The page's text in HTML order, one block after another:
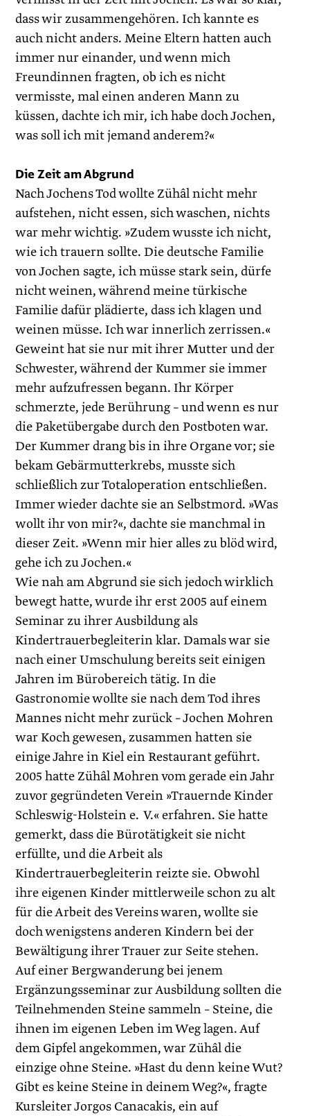
dass wir zusammengehören. Ich kannte es
auch nicht anders. Meine Eltern hatten auch
immer nur einander, und wenn mich
Freundinnen fragten, ob ich es nicht
vermisste, mal einen anderen Mann zu
küssen, dachte ich mir, ich habe doch Jochen,
was soll ich mit jemand anderem?«
Die Zeit am Abgrund
Nach Jochens Tod wollte Zühâl nicht mehr
aufstehen, nicht essen, sich waschen, nichts
war mehr wichtig. »Zudem wusste ich nicht,
wie ich trauern sollte. Die deutsche Familie
von Jochen sagte, ich müsse stark sein, dürfe
nicht weinen, während meine türkische
Familie dafür plädierte, dass ich klagen und
weinen müsse. Ich war innerlich zerrissen.«
Geweint hat sie nur mit ihrer Mutter und der
Schwester, während der Kummer sie immer
mehr aufzufressen begann. Ihr Körper
schmerzte, jede Berührung – und wenn es nur
die Paketübergabe durch den Postboten war.
Der Kummer drang bis in ihre Organe vor; sie
bekam Gebärmutterkrebs, musste sich
schließlich zur Totaloperation entschließen.
Immer wieder dachte sie an Selbstmord. »Was
wollt ihr von mir?«, dachte sie manchmal in
dieser Zeit. »Wenn mir hier alles zu blöd wird,
gehe ich zu Jochen.«
Wie nah am Abgrund sie sich jedoch wirklich
bewegt hatte, wurde ihr erst 2005 auf einem
Seminar zu ihrer Ausbildung als
Kindertrauerbegleiterin klar. Damals war sie
nach einer Umschulung bereits seit einigen
Jahren im Bürobereich tätig. In die
Gastronomie wollte sie nach dem Tod ihres
Mannes nicht mehr zurück – Jochen Mohren
war Koch gewesen, zusammen hatten sie
einige Jahre in Kiel ein Restaurant geführt.
2005 hatte Zühâl Mohren vom gerade ein Jahr
zuvor gegründeten Verein »Trauernde Kinder
Schleswig-Holstein e. V.« erfahren. Sie hatte
gemerkt, dass die Bürotätigkeit sie nicht
erfüllte, und die Arbeit als
Kindertrauerbegleiterin reizte sie. Obwohl
ihre eigenen Kinder mittlerweile schon zu alt
für die Arbeit des Vereins waren, wollte sie
doch wenigstens anderen Kindern bei der
Bewältigung ihrer Trauer zur Seite stehen.
Auf einer Bergwanderung bei jenem
Ergänzungsseminar zur Ausbildung sollten die
Teilnehmenden Steine sammeln – Steine, die
ihnen im eigenen Leben im Weg lagen. Auf
dem Gipfel angekommen, war Zühâl die
einzige ohne Steine. »Hast du denn keine Wut?
Gibt es keine Steine in deinem Weg?«, fragte
Kursleiter Jorgos Canacakis, ein auf